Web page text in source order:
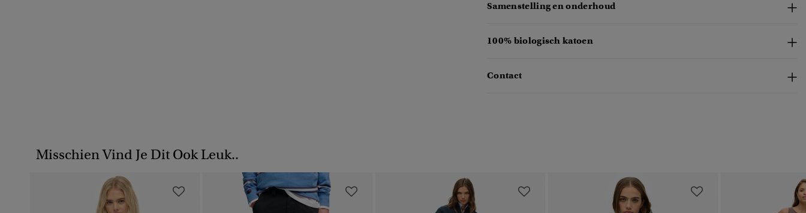
Samenstelling en onderhoud
100% biologisch katoen
Contact
Misschien Vind Je Dit Ook Leuk..